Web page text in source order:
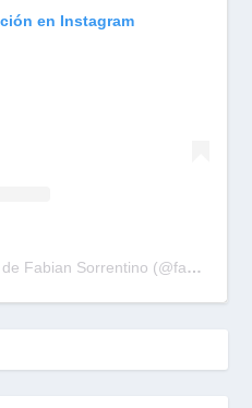
en Instagram
Una publicación compartida de Fabian Sorrentino (@fabiansonria)